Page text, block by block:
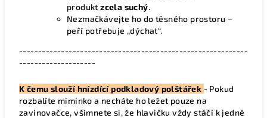
produktzcela suchý.
Nezmačkávejte ho do těsného prostoru –
peří potřebuje „dýchat“.
------------------------------------------------------------
--------------------
K čemu slouží hnízdící podkladový polštářek - Pokud
rozbalíte miminko a necháte ho ležet pouze na
zavinovačce, všimnete si, že hlavičku vždy stáčí k jedné